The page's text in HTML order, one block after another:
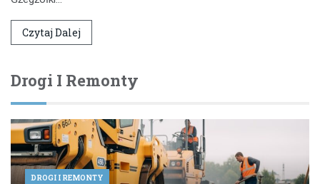
Czytaj Dalej
Drogi I Remonty
DROGI I REMONTY